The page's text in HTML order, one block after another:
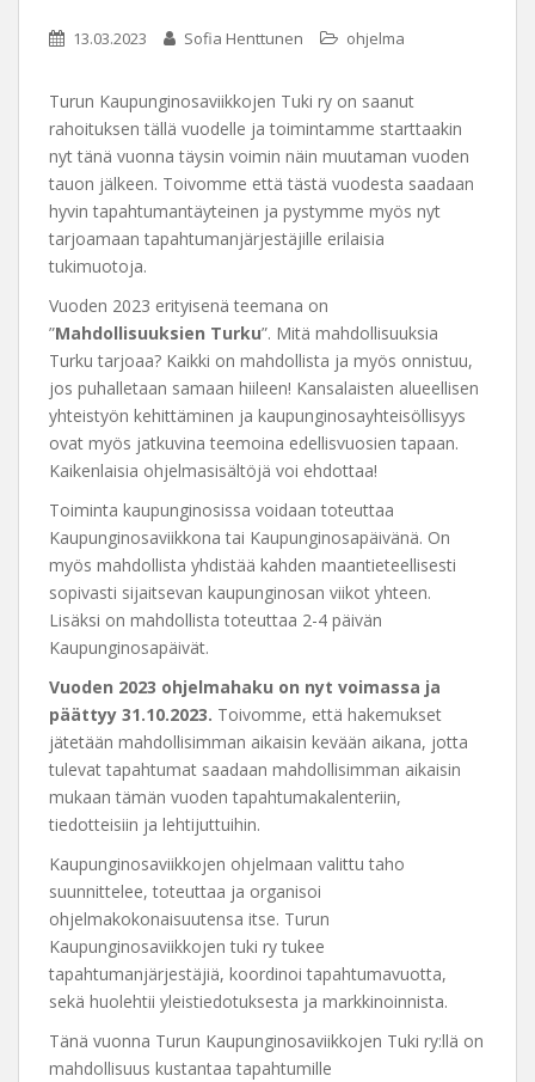
13.03.2023 Sofia Henttunen ohjelma
Turun Kaupunginosaviikkojen Tuki ry on saanut
rahoituksen tällä vuodelle ja toimintamme starttaakin
nyt tänä vuonna täysin voimin näin muutaman vuoden
tauon jälkeen. Toivomme että tästä vuodesta saadaan
hyvin tapahtumantäyteinen ja pystymme myös nyt
tarjoamaan tapahtumanjärjestäjille erilaisia
tukimuotoja.
Vuoden 2023 erityisenä teemana on
”Mahdollisuuksien Turku”. Mitä mahdollisuuksia
Turku tarjoaa? Kaikki on mahdollista ja myös onnistuu,
jos puhalletaan samaan hiileen! Kansalaisten alueellisen
yhteistyön kehittäminen ja kaupunginosayhteisöllisyys
ovat myös jatkuvina teemoina edellisvuosien tapaan.
Kaikenlaisia ohjelmasisältöjä voi ehdottaa!
Toiminta kaupunginosissa voidaan toteuttaa
Kaupunginosaviikkona tai Kaupunginosapäivänä. On
myös mahdollista yhdistää kahden maantieteellisesti
sopivasti sijaitsevan kaupunginosan viikot yhteen.
Lisäksi on mahdollista toteuttaa 2-4 päivän
Kaupunginosapäivät.
Vuoden 2023 ohjelmahaku on nyt voimassa ja
päättyy 31.10.2023. Toivomme, että hakemukset
jätetään mahdollisimman aikaisin kevään aikana, jotta
tulevat tapahtumat saadaan mahdollisimman aikaisin
mukaan tämän vuoden tapahtumakalenteriin,
tiedotteisiin ja lehtijuttuihin.
Kaupunginosaviikkojen ohjelmaan valittu taho
suunnittelee, toteuttaa ja organisoi
ohjelmakokonaisuutensa itse. Turun
Kaupunginosaviikkojen tuki ry tukee
tapahtumanjärjestäjiä, koordinoi tapahtumavuotta,
sekä huolehtii yleistiedotuksesta ja markkinoinnista.
Tänä vuonna Turun Kaupunginosaviikkojen Tuki ry:llä on
mahdollisuus kustantaa tapahtumille